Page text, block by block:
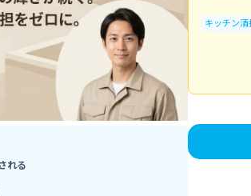
れる
キッチン清